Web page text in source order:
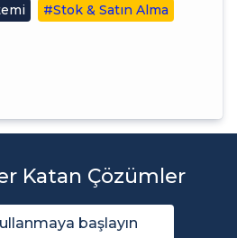
#Stok & Satın Alma
Katan Çözümler
başlayın